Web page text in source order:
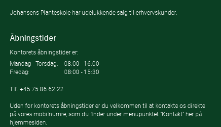
Johansens Planteskole har udelukkende salg til erhvervskunder.
Åbningstider
Kontorets åbningstider er:
Mandag - Torsdag:
08:00 - 16:00
Fredag:
08:00 - 15:30
Tlf. +45 75 86 62 22
Uden for kontorets åbningstider er du velkommen til at kontakte os direkte
på vores mobilnumre, som du finder under menupunktet "Kontakt" her på
hjemmesiden.